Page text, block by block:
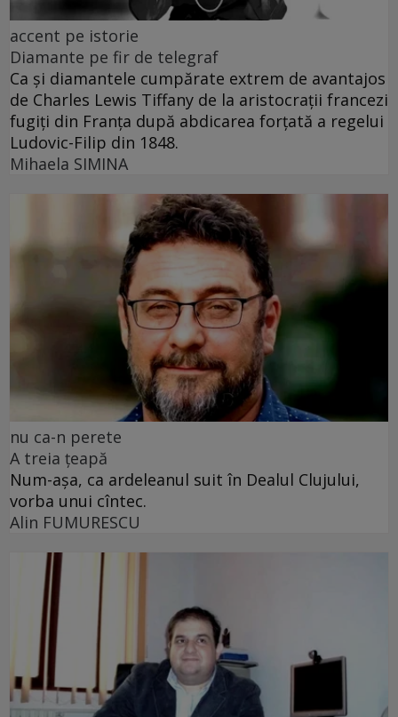
accent pe istorie
Diamante pe fir de telegraf
Ca și diamantele cumpărate extrem de avantajos
de Charles Lewis Tiffany de la aristocrații francezi
fugiți din Franța după abdicarea forțată a regelui
Ludovic-Filip din 1848.
Mihaela SIMINA
nu ca-n perete
A treia țeapă
Num-așa, ca ardeleanul suit în Dealul Clujului,
vorba unui cîntec.
Alin FUMURESCU